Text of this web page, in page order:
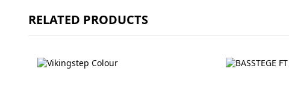
RELATED PRODUCTS